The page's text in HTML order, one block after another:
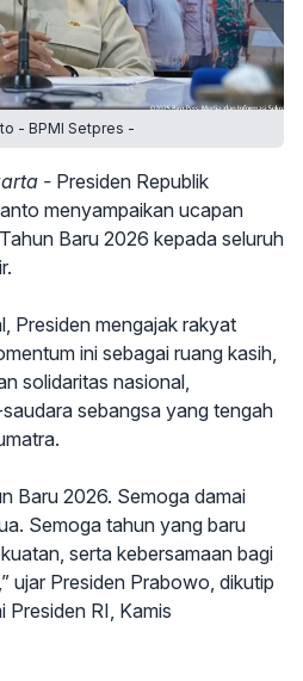
- BPMI Setpres -
- Presiden Republik
menyampaikan ucapan
Baru 2026 kepada seluruh
Presiden mengajak rakyat
ini sebagai ruang kasih,
solidaritas nasional,
sebangsa yang tengah
Baru 2026. Semoga damai
Semoga tahun yang baru
serta kebersamaan bagi
ujar Presiden Prabowo, dikutip
Presiden RI, Kamis